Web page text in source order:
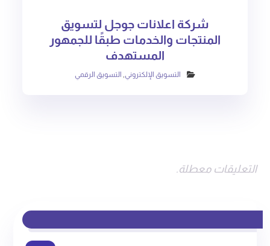
شركة اعلانات جوجل لتسويق
المنتجات والخدمات طبقًا للجمهور
المستهدف
التسويق الإلكتروني, التسويق الرقمي
التعليقات معطلة.